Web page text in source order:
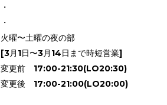
・
・
火曜〜土曜の夜の部
[3月1日〜3月14日まで時短営業]
変更前 17:00-21:30(LO20:30)
変更後 17:00-21:00(LO20:00)